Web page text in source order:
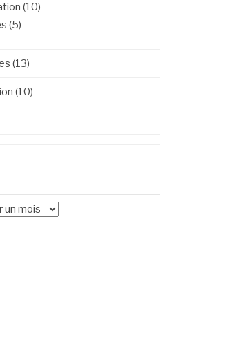
(10)
(5)
(13)
(10)